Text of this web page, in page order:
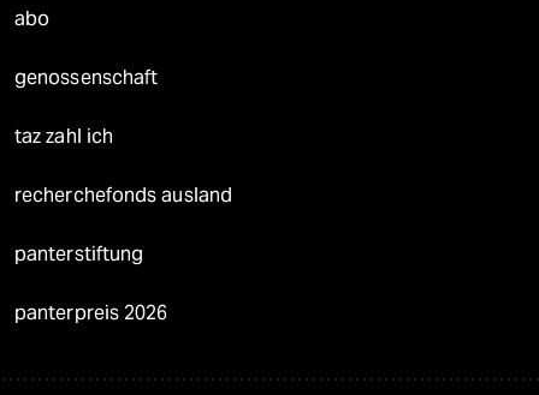
abo
genossenschaft
taz zahl ich
recherchefonds ausland
panterstiftung
panterpreis 2026